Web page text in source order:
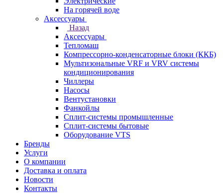
На горячей воде
Аксессуары
Назад
Аксессуары
Тепломаш
Компрессорно-конденсаторные блоки (ККБ)
Мультизональные VRF и VRV системы
кондиционирования
Чиллеры
Насосы
Вентустановки
Фанкойлы
Сплит-системы промышленные
Сплит-системы бытовые
Оборудование VTS
Бренды
Услуги
О компании
Доставка и оплата
Новости
Контакты